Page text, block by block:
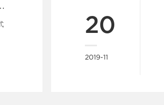
布局移动端全网搜索
20
2019-11